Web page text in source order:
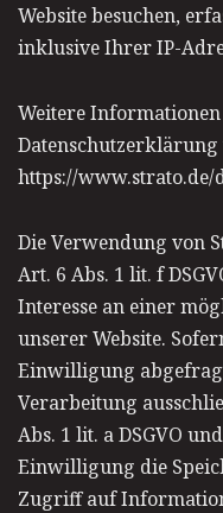
Website besuchen,
inklusive Ihrer IP-
Weitere
Datenschutzerklärung
https://www.strato.de/
Die Verwendung von
Art. 6 Abs. 1 lit. f
Interesse an einer
unserer Website.
Einwilligung
Verarbeitung
Abs. 1 lit. a DSGVO
Einwilligung die
Zugriff auf